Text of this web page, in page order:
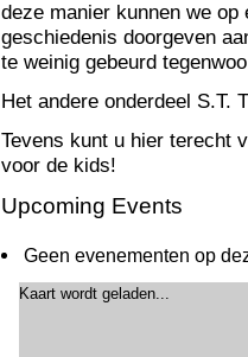
deze manier kunnen we
geschiedenis doorgeven
te weinig gebeurd
Het andere onderdeel S.T.
Tevens kunt u hier terecht
voor de kids!
Upcoming Events
Geen evenementen op
Kaart wordt geladen...